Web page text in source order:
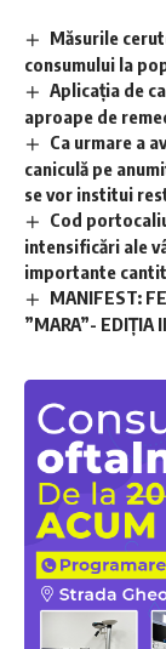
Măsurile
consumului la
Aplicaţia de
aproape de
Ca urmare a
caniculă pe
se vor institui
Cod
intensificări ale
importante
MANIFEST:
”MARA”- EDIȚIA